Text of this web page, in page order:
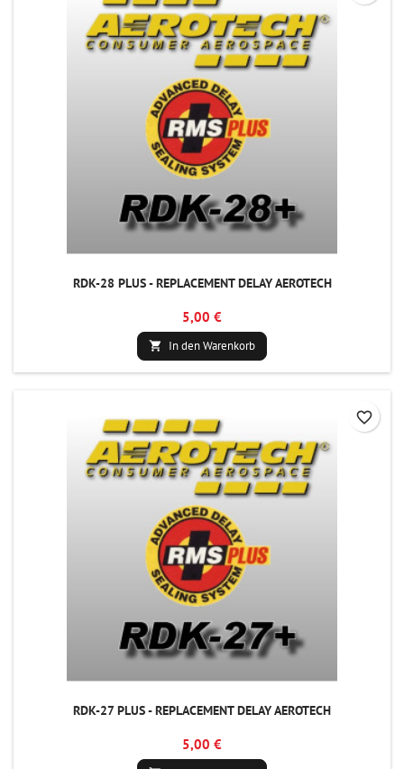
RDK-28 PLUS - REPLACEMENT DELAY AEROTECH
5,00 €
 In den Warenkorb
RDK-27 PLUS - REPLACEMENT DELAY AEROTECH
5,00 €
favorite_border